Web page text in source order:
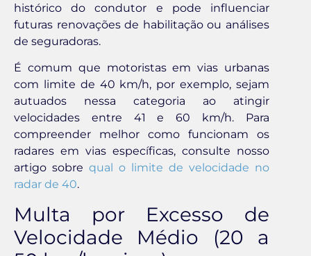
histórico do condutor e pode influenciar
futuras renovações de habilitação ou análises
de seguradoras.
É comum que motoristas em vias urbanas
com limite de 40 km/h, por exemplo, sejam
autuados nessa categoria ao atingir
velocidades entre 41 e 60 km/h. Para
compreender melhor como funcionam os
radares em vias específicas, consulte nosso
artigo sobre qual o limite de velocidade no
radar de 40.
Multa por Excesso de
Velocidade Médio (20 a